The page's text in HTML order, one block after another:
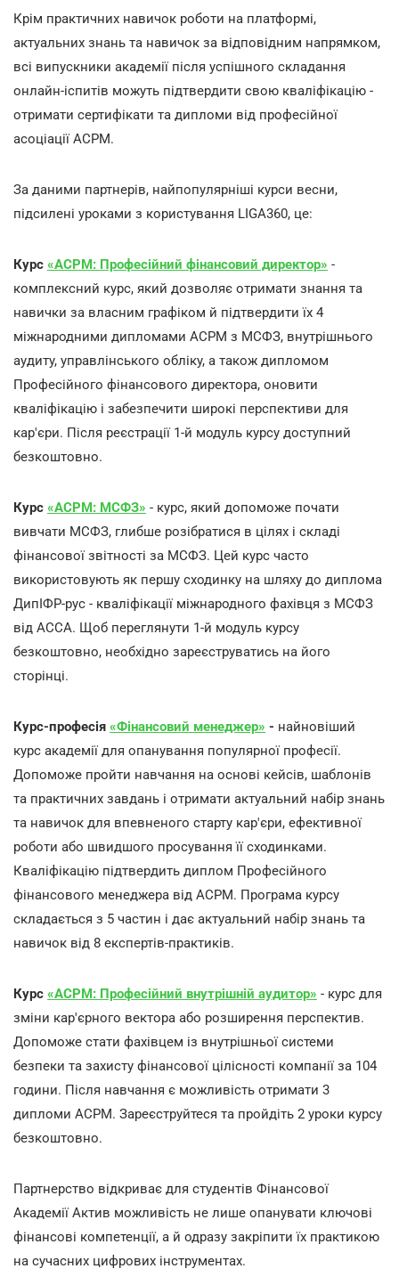
Крім практичних навичок роботи на платформі,
актуальних знань та навичок за відповідним напрямком,
всі випускники академії після успішного складання
онлайн-іспитів можуть підтвердити свою кваліфікацію -
отримати сертифікати та дипломи від професійної
асоціації ACPM.
За даними партнерів, найпопулярніші курси весни,
підсилені уроками з користування LIGA360, це:
Курс «ACPM: Професійний фінансовий директор» -
комплексний курс, який дозволяє отримати знання та
навички за власним графіком й підтвердити їх 4
міжнародними дипломами ACPM з МСФЗ, внутрішнього
аудиту, управлінського обліку, а також дипломом
Професійного фінансового директора, оновити
кваліфікацію і забезпечити широкі перспективи для
кар'єри. Після реєстрації 1-й модуль курсу доступний
безкоштовно.
Курс «ACPM: МСФЗ» - курс, який допоможе почати
вивчати МСФЗ, глибше розібратися в цілях і складі
фінансової звітності за МСФЗ. Цей курс часто
використовують як першу сходинку на шляху до диплома
ДипІФР-рус - кваліфікації міжнародного фахівця з МСФЗ
від АССА. Щоб переглянути 1-й модуль курсу
безкоштовно, необхідно зареєструватись на його
сторінці.
Курс-професія «Фінансовий менеджер» - найновіший
курс академії для опанування популярної професії.
Допоможе пройти навчання на основі кейсів, шаблонів
та практичних завдань і отримати актуальний набір знань
та навичок для впевненого старту кар'єри, ефективної
роботи або швидшого просування її сходинками.
Кваліфікацію підтвердить диплом Професійного
фінансового менеджера від ACPM. Програма курсу
складається з 5 частин і дає актуальний набір знань та
навичок від 8 експертів-практиків.
Курс «ACPM: Професійний внутрішній аудитор» - курс для
зміни кар'єрного вектора або розширення перспектив.
Допоможе стати фахівцем із внутрішньої системи
безпеки та захисту фінансової цілісності компанії за 104
години. Після навчання є можливість отримати 3
дипломи АСРМ. Зареєструйтеся та пройдіть 2 уроки курсу
безкоштовно.
Партнерство відкриває для студентів Фінансової
Академії Актив можливість не лише опанувати ключові
фінансові компетенції, а й одразу закріпити їх практикою
на сучасних цифрових інструментах.